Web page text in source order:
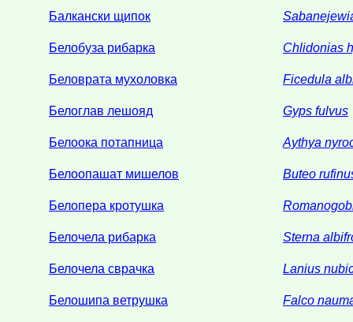
Балкански щипок
Белобуза рибарка Chlidonias
Беловрата мухоловка Ficedula
Белоглав лешояд Gyps fulvus
Белоока потапница Aythya
Белоопашат мишелов Buteo
Белопера кротушка
Белочела рибарка Sterna
Белочела сврачка Lanius
Белошипа ветрушка Falco